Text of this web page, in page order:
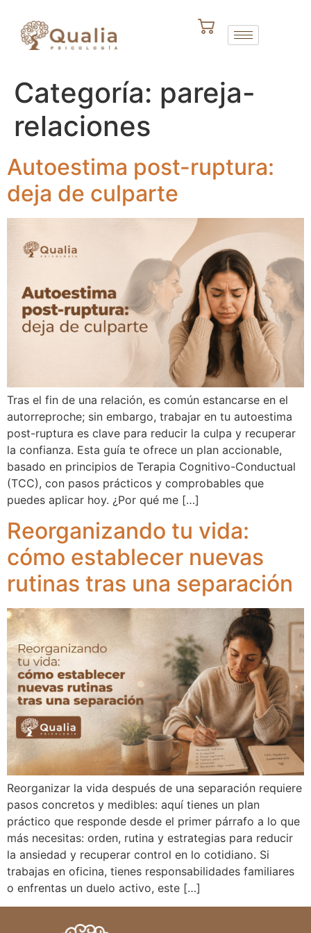
Categoría: pareja-
relaciones
Autoestima post-ruptura:
deja de culparte
Tras el fin de una relación, es común estancarse en el
autorreproche; sin embargo, trabajar en tu autoestima
post-ruptura es clave para reducir la culpa y recuperar
la confianza. Esta guía te ofrece un plan accionable,
basado en principios de Terapia Cognitivo-Conductual
(TCC), con pasos prácticos y comprobables que
puedes aplicar hoy. ¿Por qué me […]
Reorganizando tu vida:
cómo establecer nuevas
rutinas tras una separación
Reorganizar la vida después de una separación requiere
pasos concretos y medibles: aquí tienes un plan
práctico que responde desde el primer párrafo a lo que
más necesitas: orden, rutina y estrategias para reducir
la ansiedad y recuperar control en lo cotidiano. Si
trabajas en oficina, tienes responsabilidades familiares
o enfrentas un duelo activo, este […]